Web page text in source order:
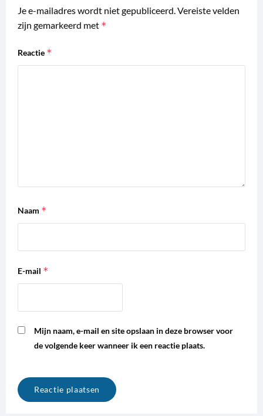
Je e-mailadres wordt niet gepubliceerd. Vereiste velden
zijn gemarkeerd met *
Reactie *
Naam *
E-mail *
Mijn naam, e-mail en site opslaan in deze browser voor
de volgende keer wanneer ik een reactie plaats.